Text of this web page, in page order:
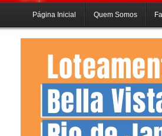
Página Inicial Quem Somos